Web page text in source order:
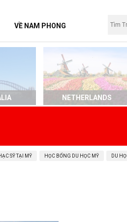
VỀ NAM PHONG
NETHERLANDS
SỸ TẠI MỸ HỌC BỔNG DU HỌC MỸ DU